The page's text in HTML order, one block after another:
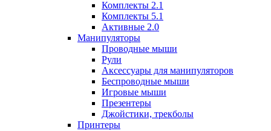
Комплекты 2.1
Комплекты 5.1
Активные 2.0
Манипуляторы
Проводные мыши
Рули
Аксессуары для манипуляторов
Беспроводные мыши
Игровые мыши
Презентеры
Джойстики, трекболы
Принтеры